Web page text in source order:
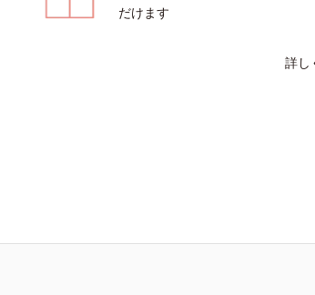
だけます
詳し